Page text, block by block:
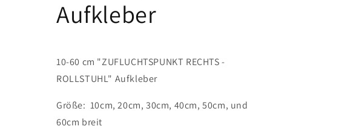
cm
LO-
0
cm
LO-
0
Aufkleber
10-60 cm "ZUFLUCHTSPUNKT RECHTS -
ROLLSTUHL" Aufkleber
Größe: 10cm, 20cm, 30cm, 40cm, 50cm, und
60cm breit